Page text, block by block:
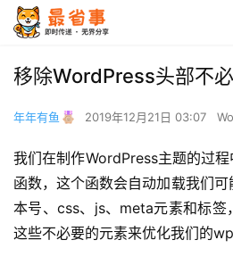
移除WordPress头部不
年年有鱼 2019年12月21日 03:07
我们在制作WordPress主题的过
函数，这个函数会自动加载我们
本号、css、js、meta元素和标签
这些不必要的元素来优化我们的wp